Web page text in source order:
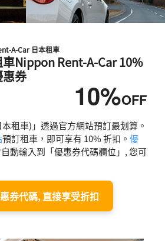
A-Car 日本租車
車Nippon Rent-A-Car 10%
券
10%OFF
租車)」透過官方網站預訂最划算。
預訂租車，即可享有 10% 折扣。 優
動輸入到「優惠券代碼欄位」, 您可
券代碼, 直接享受折扣